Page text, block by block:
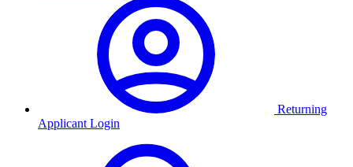
Returning
Applicant Login